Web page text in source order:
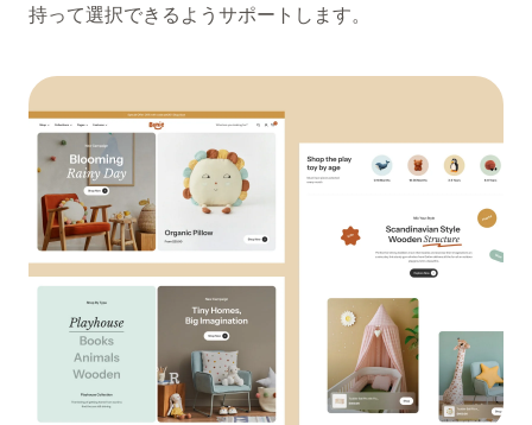
持って選択できるようサポートします。